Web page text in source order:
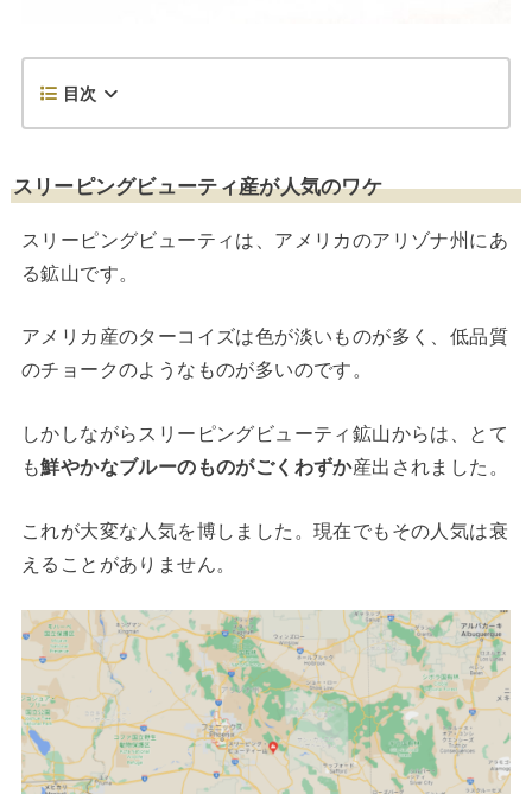
目次
スリーピングビューティ産が人気のワケ
スリーピングビューティは、アメリカのアリゾナ州にあ
る鉱山です。
アメリカ産のターコイズは色が淡いものが多く、低品質
のチョークのようなものが多いのです。
しかしながらスリーピングビューティ鉱山からは、とて
も鮮やかなブルーのものがごくわずか産出されました。
これが大変な人気を博しました。現在でもその人気は衰
えることがありません。